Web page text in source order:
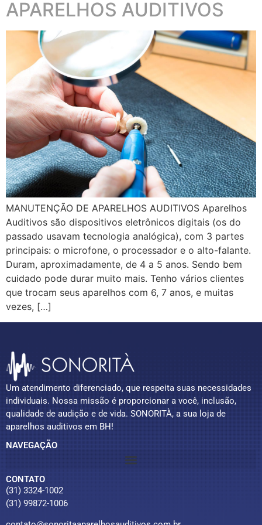
APARELHOS AUDITIVOS
MANUTENÇÃO DE APARELHOS AUDITIVOS Aparelhos
Auditivos são dispositivos eletrônicos digitais (os do
passado usavam tecnologia analógica), com 3 partes
principais: o microfone, o processador e o alto-falante.
Duram, aproximadamente, de 4 a 5 anos. Sendo bem
cuidado pode durar muito mais. Tenho vários clientes
que trocam seus aparelhos com 6, 7 anos, e muitas
vezes, […]
Um atendimento diferenciado, que respeita suas necessidades
individuais. Nossa missão é proporcionar a você, inclusão,
qualidade de audição e de vida. SONORITÀ, a sua loja de
aparelhos auditivos em BH!
NAVEGAÇÃO
CONTATO
(31) 3324-1002
(31) 99872-1006